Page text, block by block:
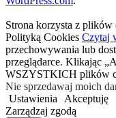
Strona korzysta z plików
Polityką Cookies Czytaj
przechowywania lub
przeglądarce. Klikając
WSZYSTKICH plików
Nie sprzedawaj moich
Ustawienia
Akceptuję
Zarządzaj zgodą